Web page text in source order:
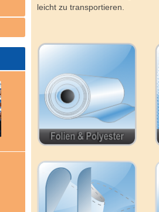
leicht zu transportieren.